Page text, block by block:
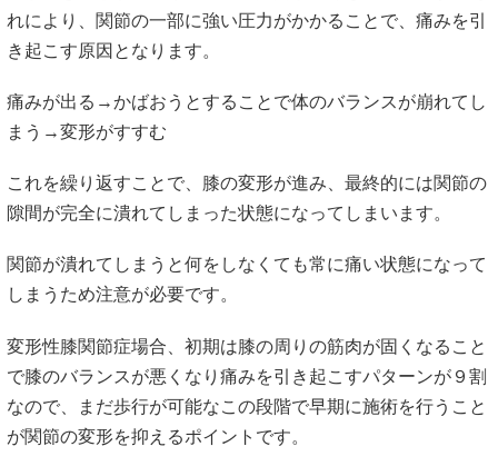
れにより、関節の一部に強い圧力がかかることで、痛みを引
き起こす原因となります。
痛みが出る→かばおうとすることで体のバランスが崩れてし
まう→変形がすすむ
これを繰り返すことで、膝の変形が進み、最終的には関節の
隙間が完全に潰れてしまった状態になってしまいます。
関節が潰れてしまうと何をしなくても常に痛い状態になって
しまうため注意が必要です。
変形性膝関節症場合、初期は膝の周りの筋肉が固くなること
で膝のバランスが悪くなり痛みを引き起こすパターンが９割
なので、まだ歩行が可能なこの段階で早期に施術を行うこと
が関節の変形を抑えるポイントです。